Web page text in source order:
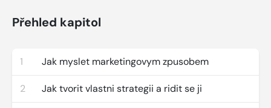
Přehled kapitol
1 Jak myslet marketingovym zpusobem
2 Jak tvorit vlastni strategii a ridit se ji